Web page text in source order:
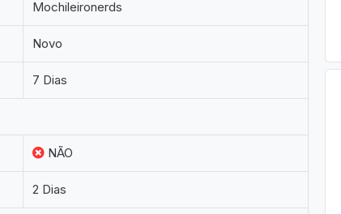
Mochileironerds
Novo
7 Dias
NÃO
2 Dias